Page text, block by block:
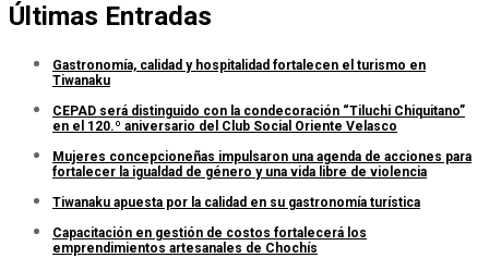
Últimas Entradas
Gastronomía, calidad y hospitalidad fortalecen el turismo en
Tiwanaku
CEPAD será distinguido con la condecoración “Tiluchi Chiquitano”
en el 120.º aniversario del Club Social Oriente Velasco
Mujeres concepcioneñas impulsaron una agenda de acciones para
fortalecer la igualdad de género y una vida libre de violencia
Tiwanaku apuesta por la calidad en su gastronomía turística
Capacitación en gestión de costos fortalecerá los
emprendimientos artesanales de Chochís